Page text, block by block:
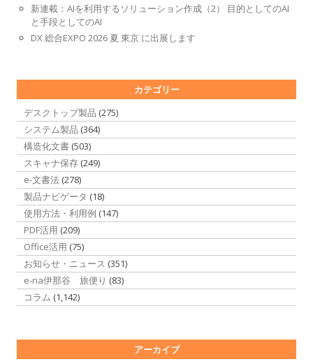
新連載：AIを利用するソリューション作成（2） 目的としてのAI
と手段としてのAI
DX 総合EXPO 2026 夏 東京 に出展します
カテゴリー
デスクトップ製品 (275)
システム製品 (364)
構造化文書 (503)
スキャナ保存 (249)
e-文書法 (278)
製品ナビゲータ (18)
使用方法・利用例 (147)
PDF活用 (209)
Office活用 (75)
お知らせ・ニュース (351)
e-na伊那谷 旅便り (83)
コラム (1,142)
アーカイブ